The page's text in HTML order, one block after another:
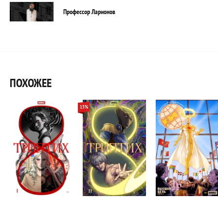
Профессор Ларионов
ПОХОЖЕЕ
15%